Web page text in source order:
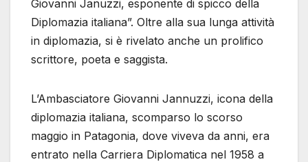
Giovanni Januzzi, esponente di spicco della
Diplomazia italiana”. Oltre alla sua lunga attività
in diplomazia, si è rivelato anche un prolifico
scrittore, poeta e saggista.
L’Ambasciatore Giovanni Jannuzzi, icona della
diplomazia italiana, scomparso lo scorso
maggio in Patagonia, dove viveva da anni, era
entrato nella Carriera Diplomatica nel 1958 a